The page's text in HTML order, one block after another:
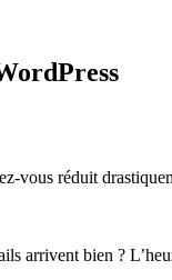
réduit
arrivent bien ?